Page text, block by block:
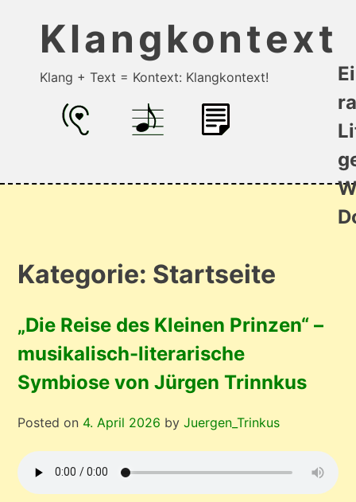
Klangkontext
Klang + Text = Kontext: Klangkontext!
Kategorie: Startseite
„Die Reise des Kleinen Prinzen“ –
musikalisch-literarische
Symbiose von Jürgen Trinnkus
Posted on 4. April 2026 byJuergen_Trinkus